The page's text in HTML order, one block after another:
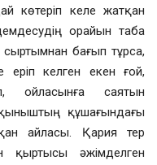
көтеріп келе жатқан
орайын таба
бағып тұрса,
еріп келген екен ғой,
ойласынға саятын
құшағындағы
айласы. Қария тер
қыртысы әжімделген